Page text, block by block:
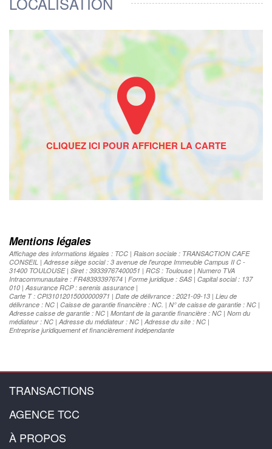
Mentions légales
Affichage des informations légales : TCC | Raison sociale : TRANSACTION CAFE
CONSEIL | Adresse siège social : 3 avenue de l'europe Immeuble Campus II C -
31400 TOULOUSE | Siret : 39339767400051 | RCS : Toulouse | Numero TVA
Intracommunautaire : FR48393397674 | Forme juridique : SAS | Capital social : 137
010 | Assurance RCP : serenis assurance |
Carte T : CPI31012015000000971 | Date de délivrance : 2021-09-13 | Lieu de
délivrance : NC | Caisse de garantie financière : NC. | N° de caisse de garantie : NC |
Adresse caisse de garantie : NC | Montant de la garantie financière : NC | Nom du
médiateur : NC | Adresse du médiateur : NC | Adresse du site : NC |
Entreprise juridiquement et financièrement indépendante
TRANSACTIONS
AGENCE TCC
À PROPOS